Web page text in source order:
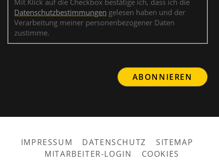
Mit Klick auf die Checkbox bestätige ich, dass ich die
Datenschutzbestimmungen gelesen haben und der
Verarbeitung meiner personenbezogener Daten
zustimme.
IMPRESSUM DATENSCHUTZ
SITEMAP
MITARBEITER-LOGIN
COOKIES